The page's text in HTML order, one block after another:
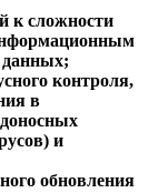
к сложности
данных;
контроля,
в
и
обновления